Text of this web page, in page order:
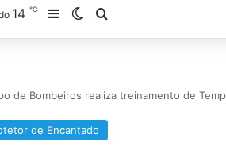
14℃ Barra Lateral
Switch skin
de Bombeiros realiza treinamento de
de Encantado